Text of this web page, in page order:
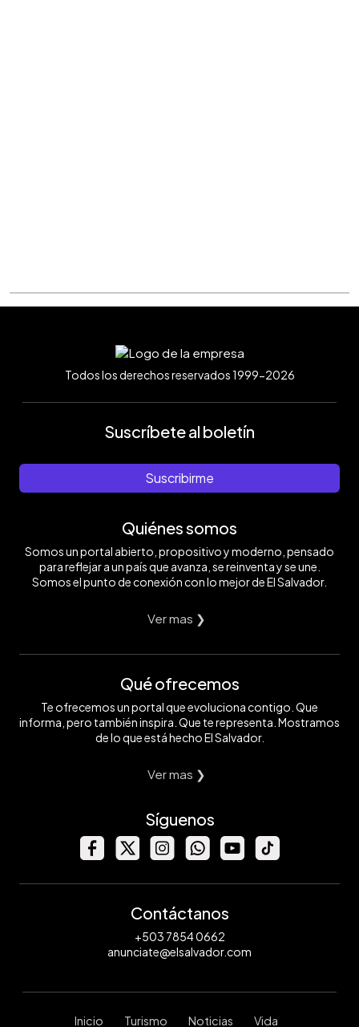
Todos los derechos reservados 1999-2026
Suscríbete al boletín
Suscribirme
Quiénes somos
Somos un portal abierto, propositivo y moderno, pensado
para reflejar a un país que avanza, se reinventa y se une.
Somos el punto de conexión con lo mejor de El Salvador.
Ver mas ❯
Qué ofrecemos
Te ofrecemos un portal que evoluciona contigo. Que
informa, pero también inspira. Que te representa. Mostramos
de lo que está hecho El Salvador.
Ver mas ❯
Síguenos
Contáctanos
+503 7854 0662
anunciate@elsalvador.com
Inicio Turismo Noticias Vida